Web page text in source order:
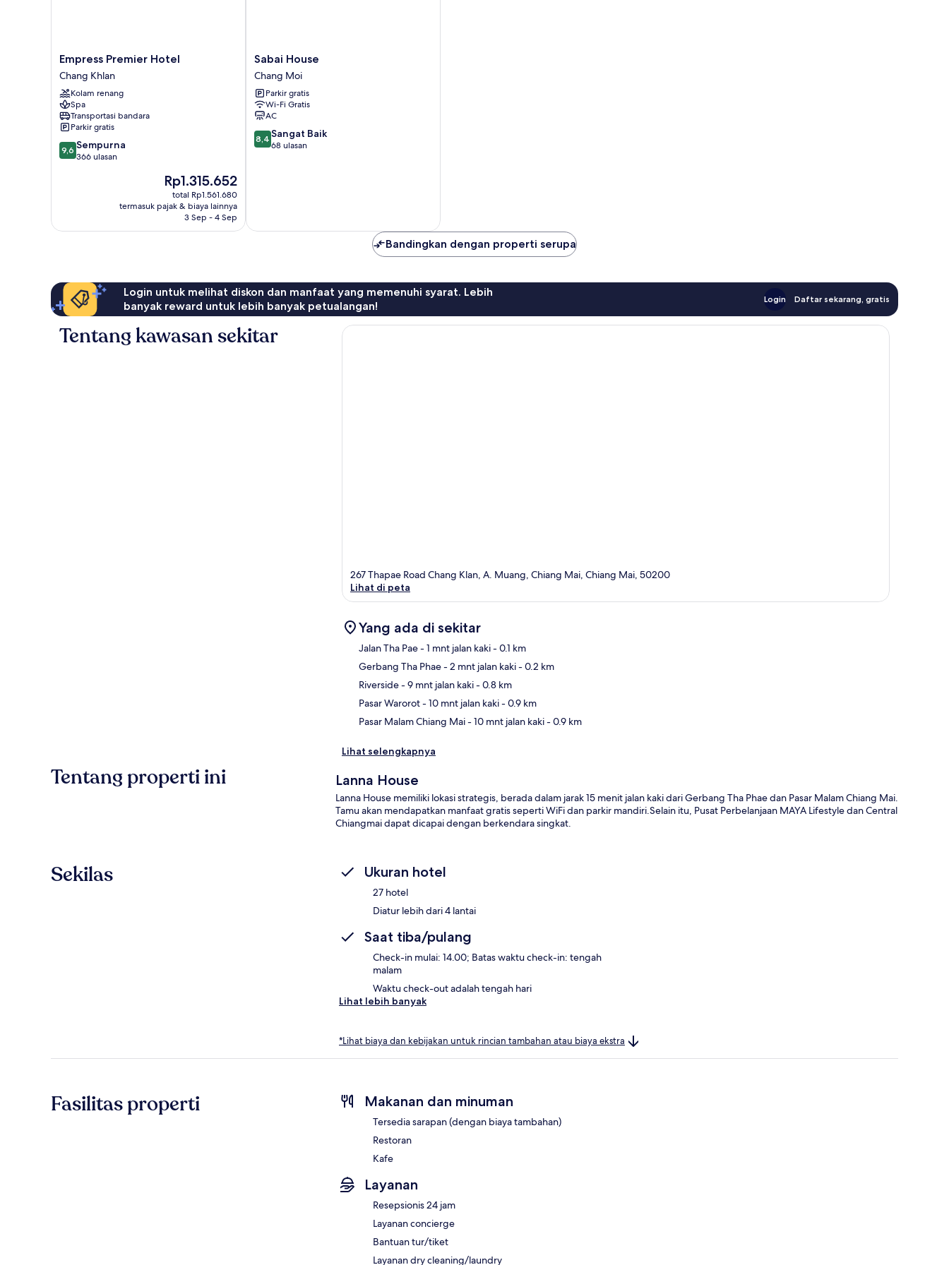
Empress
Premier
Hotel
Chang
Khlan
Empress Premier Hotel
Chang Khlan
Kolam renang
Spa
Transportasi bandara
Parkir gratis
9.6
dari
9,6 Sempurna
366 ulasan
Harga
sekarang
Rp1.315.652
Rp1.315.652
total Rp1.561.680
termasuk pajak & biaya lainnya
3 Sep - 4 Sep
Sabai
House
Chang
Moi
Sabai House
Chang Moi
Parkir gratis
Wi-Fi Gratis
AC
8.4
dari
8,4 Sangat Baik
68 ulasan
Bandingkan dengan properti serupa
Login untuk melihat diskon dan manfaat yang memenuhi syarat. Lebih
banyak reward untuk lebih banyak petualangan!
Login Daftar sekarang, gratis
Tentang kawasan sekitar
267 Thapae Road Chang Klan, A. Muang, Chiang Mai, Chiang Mai, 50200
Lihat di peta
Yang ada di sekitar
Jalan Tha Pae- 1 mnt jalan kaki- 0.1 km
Gerbang Tha Phae- 2 mnt jalan kaki- 0.2 km
Riverside- 9 mnt jalan kaki- 0.8 km
Pasar Warorot- 10 mnt jalan kaki- 0.9 km
Pasar Malam Chiang Mai- 10 mnt jalan kaki- 0.9 km
Lihat selengkapnya
Tentang properti ini Lanna House
Lanna House memiliki lokasi strategis, berada dalam jarak 15 menit jalan kaki dari Gerbang Tha Phae dan Pasar Malam Chiang Mai.
Tamu akan mendapatkan manfaat gratis seperti WiFi dan parkir mandiri.Selain itu, Pusat Perbelanjaan MAYA Lifestyle dan Central
Chiangmai dapat dicapai dengan berkendara singkat.
Sekilas Ukuran hotel
27 hotel
Diatur lebih dari 4 lantai
Saat tiba/pulang
Check-in mulai: 14.00; Batas waktu check-in: tengah
malam
Waktu check-out adalah tengah hari
Lihat lebih banyak
*Lihat biaya dan kebijakan untuk rincian tambahan atau biaya ekstra
Fasilitas properti Makanan dan minuman
Tersedia sarapan (dengan biaya tambahan)
Restoran
Kafe
Layanan
Resepsionis 24 jam
Layanan concierge
Bantuan tur/tiket
Layanan dry cleaning/laundry